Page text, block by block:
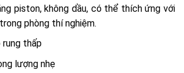
piston, không dầu, có thể thích ứng với
phòng thí nghiệm.
rung thấp
lượng nhẹ